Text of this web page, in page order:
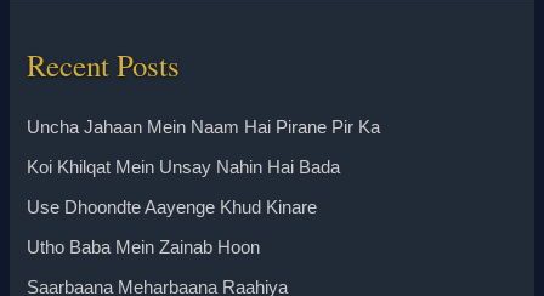
Recent Posts
Uncha Jahaan Mein Naam Hai Pirane Pir Ka
Koi Khilqat Mein Unsay Nahin Hai Bada
Use Dhoondte Aayenge Khud Kinare
Utho Baba Mein Zainab Hoon
Saarbaana Meharbaana Raahiya